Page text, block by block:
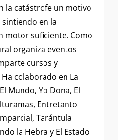
la catástrofe un motivo
en la
motor suficiente. Como
organiza eventos
cursos y
colaborado en La
Mundo, Yo Dona, El
Entretanto
Tarántula
la Hebra y El Estado